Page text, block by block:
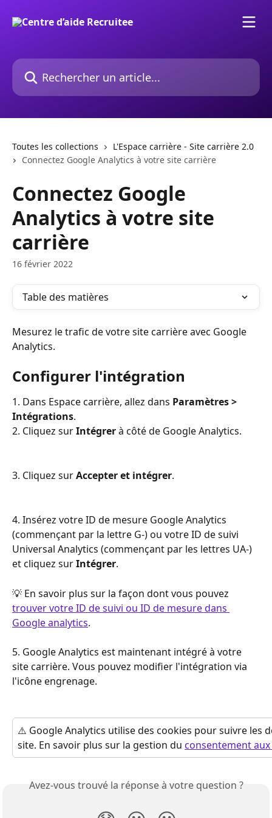
Rechercher un article...
Toutes les collections
L'Espace carrière - Site carrière 2.0
Connectez Google Analytics à votre site carrière
Connectez Google
Analytics à votre site
carrière
16 février 2022
Table des matières
Mesurez le trafic de votre site carrière avec Google
Analytics.
Configurer l'intégration
1. Dans Espace carrière, allez dans Paramètres >
Intégrations.
2. Cliquez sur Intégrer à côté de Google Analytics.
3. Cliquez sur Accepter et intégrer.
4. Insérez votre ID de mesure Google Analytics
(commençant par la lettre G-) ou votre ID de suivi
Universal Analytics (commençant par les lettres UA-)
et cliquez sur Intégrer.
💡 En savoir plus sur la façon dont vous pouvez
trouver votre ID de suivi ou ID de mesure dans
Google analytics.
5. Google Analytics est maintenant intégré à votre
site carrière. Vous pouvez modifier l'intégration via
l'icône engrenage.
⚠️ Google Analytics utilise des cookies pour suivre les
site. En savoir plus sur la gestion du consentement
Avez-vous trouvé la réponse à votre question ?